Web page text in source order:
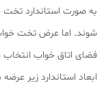
شوند. اما عرض تخت
فضای اتاق خواب انتخاب
ابعاد استاندارد زیر